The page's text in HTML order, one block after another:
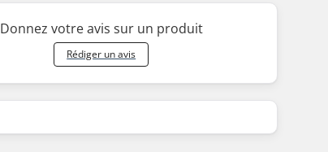
Donnez votre avis sur un produit
Rédiger un avis